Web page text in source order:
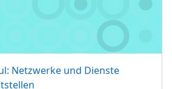
Netzwerke und Dienste